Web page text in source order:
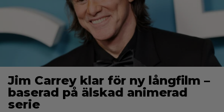
Jim Carrey klar för ny långfilm –
baserad på älskad animerad
serie